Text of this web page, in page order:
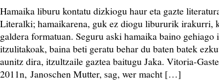
Hamaika liburu kontatu dizkiogu haur eta gazte
Literalki; hamaikarena, guk ez diogu libururik irakurri,
galdera formatuan. Seguru aski hamaika baino gehiago
itzulitakoak, baina beti geratu behar du baten batek
aunitz dira, itzultzaile gaztea baitugu Jaka. Vitoria-
2011n, Janoschen Mutter, sag, wer macht […]